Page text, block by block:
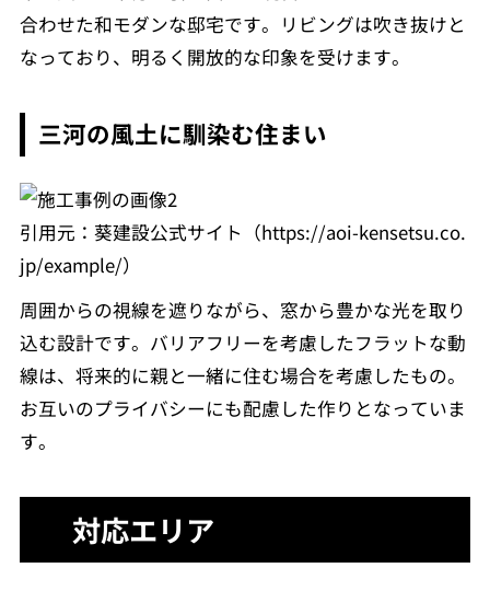
合わせた和モダンな邸宅です。リビングは吹き抜けと
なっており、明るく開放的な印象を受けます。
三河の風土に馴染む住まい
引用元：葵建設公式サイト（https://aoi-kensetsu.co.
jp/example/）
周囲からの視線を遮りながら、窓から豊かな光を取り
込む設計です。バリアフリーを考慮したフラットな動
線は、将来的に親と一緒に住む場合を考慮したもの。
お互いのプライバシーにも配慮した作りとなっていま
す。
対応エリア